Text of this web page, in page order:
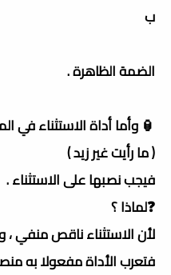
ب
الضمة الظاهرة .
🏮 وأما أداة الاستثناء في
( ما رأيت غير زيد )
فيجب نصبها على الاستثناء .
❓لماذا ؟
لأن الاستثناء ناقص منفي
فتعرب الأداة مفعولا به